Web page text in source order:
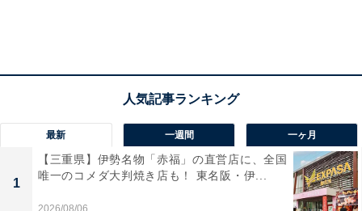
最新 一週間 一ヶ月
1
【三重県】伊勢名物「赤福」の直営店に、全国
唯一のコメダ大判焼き店も！ 東名阪・伊...